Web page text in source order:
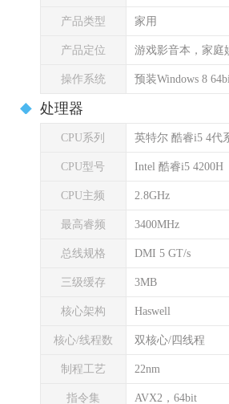
产品类型 家用
产品定位 游戏影音本，家庭
操作系统 预装Windows 8
处理器
CPU系列 英特尔 酷睿i5 4代
CPU型号 Intel 酷睿i5 4200H
CPU主频 2.8GHz
最高睿频 3400MHz
总线规格 DMI 5 GT/s
三级缓存 3MB
核心架构 Haswell
核心/线程数 双核心/四线程
制程工艺 22nm
指令集 AVX2，64bit